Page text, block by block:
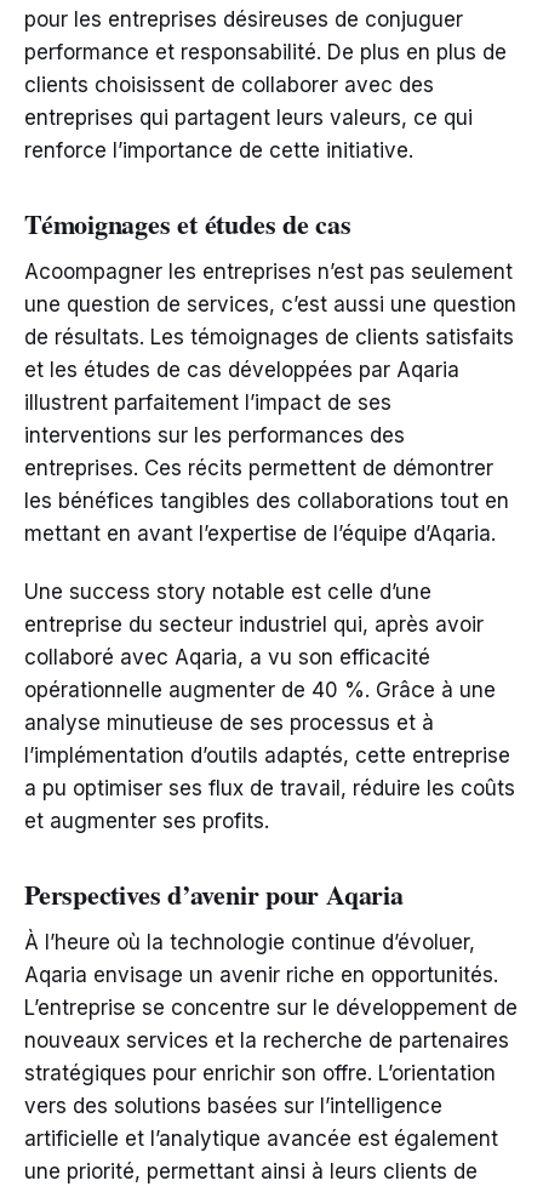
pour les entreprises désireuses de conjuguer
performance et responsabilité. De plus en plus de
clients choisissent de collaborer avec des
entreprises qui partagent leurs valeurs, ce qui
renforce l’importance de cette initiative.
Témoignages et études de cas
Acoompagner les entreprises n’est pas seulement
une question de services, c’est aussi une question
de résultats. Les témoignages de clients satisfaits
et les études de cas développées par Aqaria
illustrent parfaitement l’impact de ses
interventions sur les performances des
entreprises. Ces récits permettent de démontrer
les bénéfices tangibles des collaborations tout en
mettant en avant l’expertise de l’équipe d’Aqaria.
Une success story notable est celle d’une
entreprise du secteur industriel qui, après avoir
collaboré avec Aqaria, a vu son efficacité
opérationnelle augmenter de 40 %. Grâce à une
analyse minutieuse de ses processus et à
l’implémentation d’outils adaptés, cette entreprise
a pu optimiser ses flux de travail, réduire les coûts
et augmenter ses profits.
Perspectives d’avenir pour Aqaria
À l’heure où la technologie continue d’évoluer,
Aqaria envisage un avenir riche en opportunités.
L’entreprise se concentre sur le développement de
nouveaux services et la recherche de partenaires
stratégiques pour enrichir son offre. L’orientation
vers des solutions basées sur l’intelligence
artificielle et l’analytique avancée est également
une priorité, permettant ainsi à leurs clients de